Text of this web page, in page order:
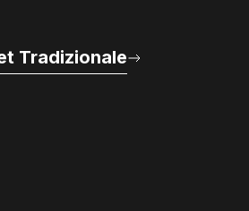
Tradizionale